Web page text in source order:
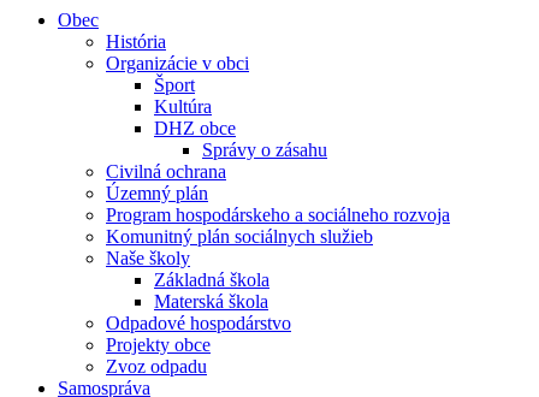
Obec
História
Organizácie v obci
Šport
Kultúra
DHZ obce
Správy o zásahu
Civilná ochrana
Územný plán
Program hospodárskeho a sociálneho rozvoja
Komunitný plán sociálnych služieb
Naše školy
Základná škola
Materská škola
Odpadové hospodárstvo
Projekty obce
Zvoz odpadu
Samospráva